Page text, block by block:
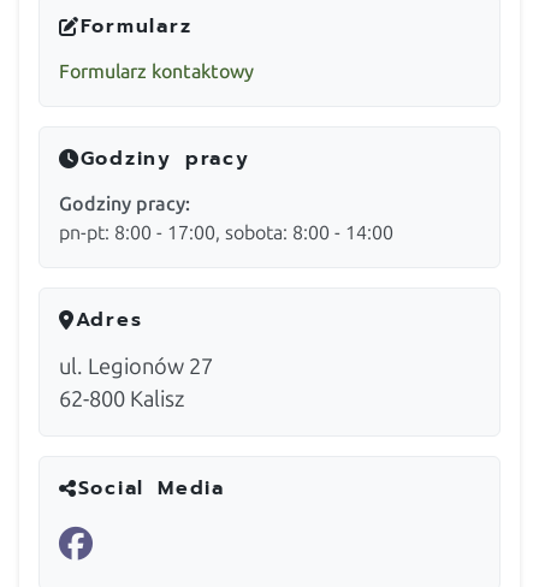
Formularz
Formularz kontaktowy
Godziny pracy
Godziny pracy:
pn-pt: 8:00 - 17:00, sobota: 8:00 - 14:00
Adres
ul. Legionów 27
62-800 Kalisz
Social Media